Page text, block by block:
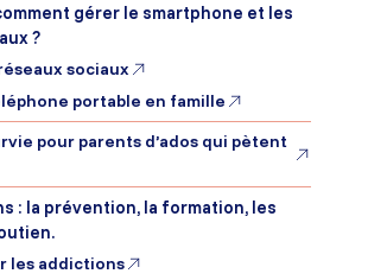
gérer le smartphone et les
?
sociaux
portable en famille
pour parents d’ados qui pètent
: la prévention, la formation, les
les addictions